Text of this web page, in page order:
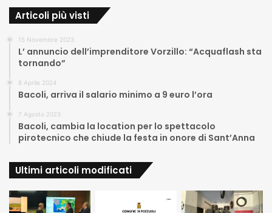
Articoli più visti
15 Novembre 2023
L’ annuncio dell’imprenditore Vorzillo: “Acquaflash sta
tornando”
8 Aprile 2024
Bacoli, arriva il salario minimo a 9 euro l’ora
7 Agosto 2023
Bacoli, cambia la location per lo spettacolo
pirotecnico che chiude la festa in onore di Sant’Anna
Ultimi articoli modificati